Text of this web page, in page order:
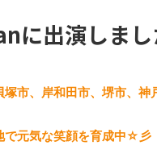
出演しまし
塚市、岸和田市、堺市、神
で元気な笑顔を育成中☆彡